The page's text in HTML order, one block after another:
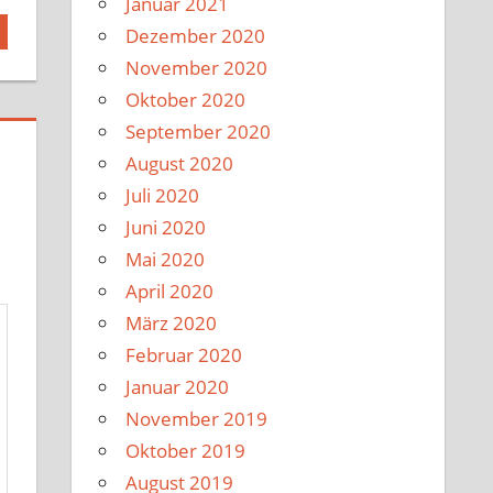
Dezember 2020
November 2020
Oktober 2020
September 2020
August 2020
Juli 2020
Juni 2020
Mai 2020
April 2020
März 2020
Februar 2020
Januar 2020
November 2019
Oktober 2019
August 2019